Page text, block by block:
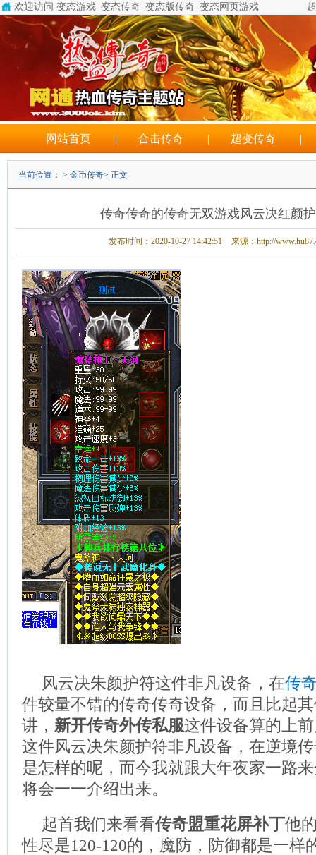
欢迎访问 变态游戏_变态传奇_变态版传奇_变态网页游戏
网站首页 | 合击传奇 | 超变传奇 |
当前位置： > 金币传奇> 正文
传奇传奇的传奇无双游戏风云决红颜
发布时间：2020-10-27 14:42:51 来源：http://
风云决朱颜护符这件非凡设备，在传
件较量不错的传奇传奇设备，而且比起
讲， 新开传奇外传私服这件设备算的上
这件风云决朱颜护符非凡设备，在逆境
是怎样的呢，而今我就跟大年夜家一路
将会一一介绍出来。
起首我们来看看传奇盟重花屏补丁他
性尽是120-120的，魔防，防御都是一样